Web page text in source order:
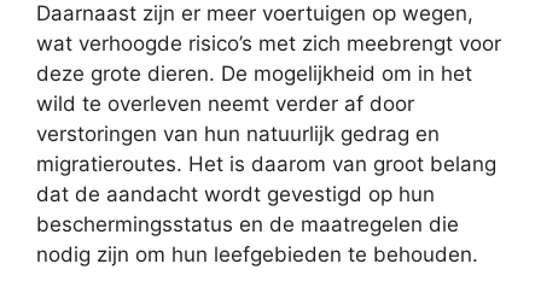
Daarnaast zijn er meer voertuigen op wegen,
wat verhoogde risico’s met zich meebrengt voor
deze grote dieren. De mogelijkheid om in het
wild te overleven neemt verder af door
verstoringen van hun natuurlijk gedrag en
migratieroutes. Het is daarom van groot belang
dat de aandacht wordt gevestigd op hun
beschermingsstatus en de maatregelen die
nodig zijn om hun leefgebieden te behouden.